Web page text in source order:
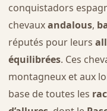
conquistadors
chevauxandalous,
réputés pour leurs
équilibrées. Ces
montagneux et aux
base de toutes les